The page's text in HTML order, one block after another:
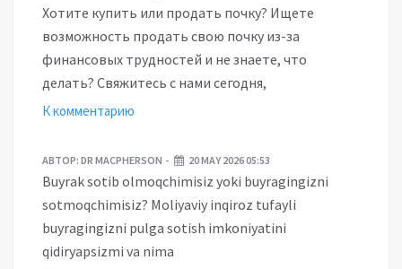
Хотите купить или продать почку? Ищете
возможность продать свою почку из-за
финансовых трудностей и не знаете, что
делать? Свяжитесь с нами сегодня,
К комментарию
АВТОР: DR MACPHERSON 20 MAY 2026 05:53
Buyrak sotib olmoqchimisiz yoki buyragingizni
sotmoqchimisiz? Moliyaviy inqiroz tufayli
buyragingizni pulga sotish imkoniyatini
qidiryapsizmi va nima